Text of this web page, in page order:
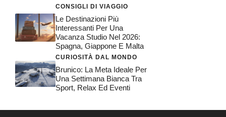
CONSIGLI DI VIAGGIO
Le Destinazioni Più
Interessanti Per Una
Vacanza Studio Nel 2026:
Spagna, Giappone E Malta
CURIOSITÀ DAL MONDO
Brunico: La Meta Ideale Per
Una Settimana Bianca Tra
Sport, Relax Ed Eventi